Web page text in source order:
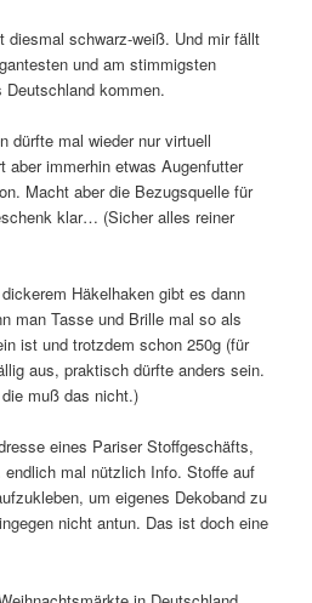
diesmal schwarz-weiß. Und mir fällt
und am stimmigsten
kommen.
dürfte mal wieder nur virtuell
aber immerhin etwas Augenfutter
Macht aber die Bezugsquelle für
klar… (Sicher alles reiner
Häkelhaken gibt es dann
man Tasse und Brille mal so als
ist und trotzdem schon 250g (für
aus, praktisch dürfte anders sein.
muß das nicht.)
eines Pariser Stoffgeschäfts,
mal nützlich Info. Stoffe auf
um eigenes Dekoband zu
nicht antun. Das ist doch eine